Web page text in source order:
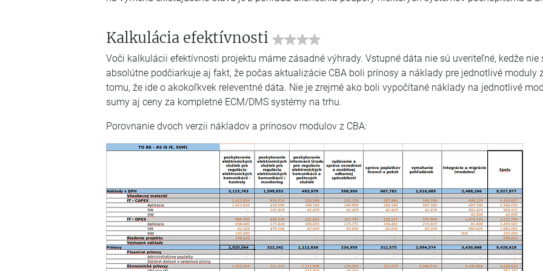
Kalkulácia efektívnosti
Voči kalkulácii efektívnosti projektu máme zásadné výhrady. Vstupné dáta nie sú uveriteľné, kedže
absolútne podčiarkuje aj fakt, že počas aktualizácie CBA boli prínosy a náklady pre jednotlivé moduly
tomu, že ide o akokoľkvek releventné dáta. Nie je zrejmé ako boli vypočítané náklady na jednotlivé
sumy aj ceny za kompletné ECM/DMS systémy na trhu.
Porovnanie dvoch verzii nákladov a prínosov modulov z CBA: